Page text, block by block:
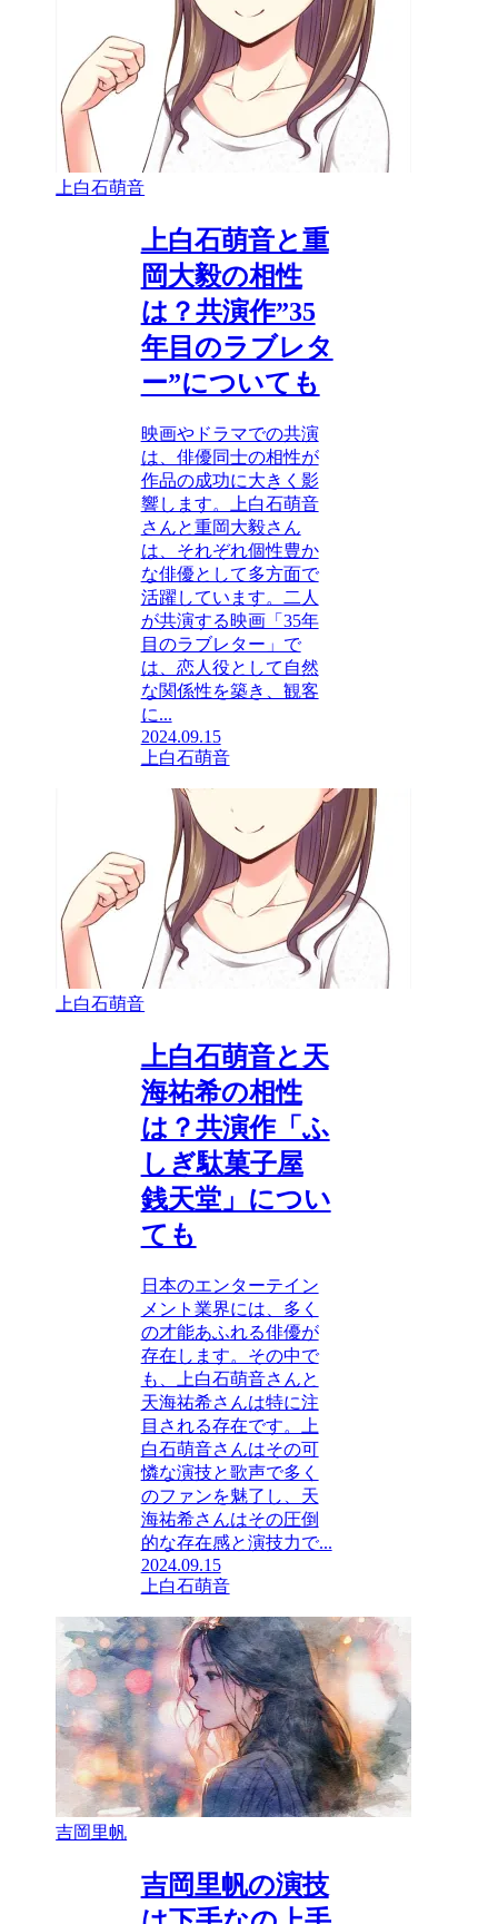
上白石萌音
上白石萌音と重
岡大毅の相性
は？共演作”35
年目のラブレタ
ー”についても
映画やドラマでの共演
は、俳優同士の相性が
作品の成功に大きく影
響します。上白石萌音
さんと重岡大毅さん
は、それぞれ個性豊か
な俳優として多方面で
活躍しています。二人
が共演する映画「35年
目のラブレター」で
は、恋人役として自然
な関係性を築き、観客
に...
2024.09.15
上白石萌音
上白石萌音
上白石萌音と天
海祐希の相性
は？共演作「ふ
しぎ駄菓子屋
銭天堂」につい
ても
日本のエンターテイン
メント業界には、多く
の才能あふれる俳優が
存在します。その中で
も、上白石萌音さんと
天海祐希さんは特に注
目される存在です。上
白石萌音さんはその可
憐な演技と歌声で多く
のファンを魅了し、天
海祐希さんはその圧倒
的な存在感と演技力で...
2024.09.15
上白石萌音
吉岡里帆
吉岡里帆の演技